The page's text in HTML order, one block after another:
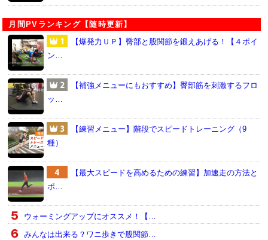
月間PVランキング【随時更新】
【爆発力ＵＰ】臀部と股関節を鍛えあげる！【４ポイ
ン…
【補強メニューにもおすすめ】臀部筋を刺激するフロ
ッ…
【練習メニュー】階段でスピードトレーニング（9
種）
【最大スピードを高めるための練習】加速走の方法と
ポ…
ウォーミングアップにオススメ！【…
みんなは出来る？ワニ歩きで股関節…